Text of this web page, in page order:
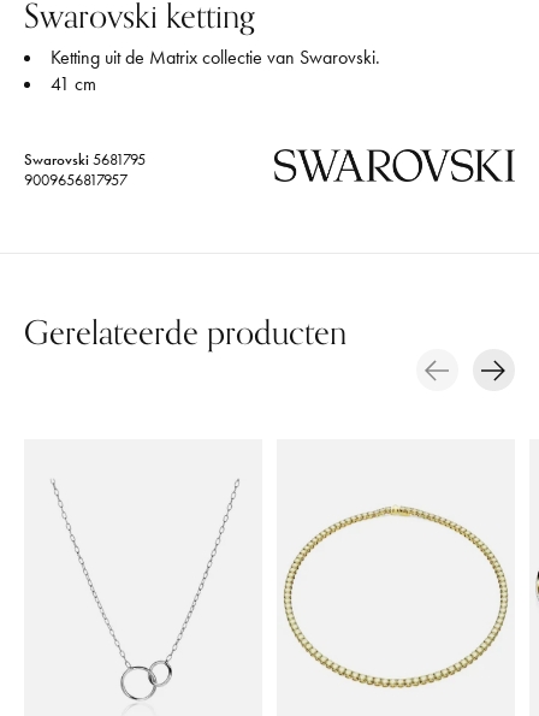
Swarovski ketting
Ketting uit de Matrix collectie van Swarovski.
41 cm
Swarovski5681795
9009656817957
Gerelateerde producten